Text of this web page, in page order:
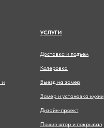
и
УСЛУГИ
Доставка и подъем
Колеровка
Выезд на замер
Замер и установка кухни
Дизайн-проект
Пошив штор и покрывал